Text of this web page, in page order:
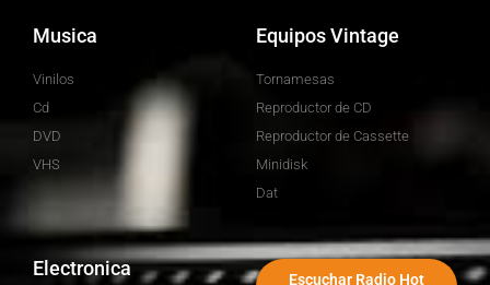
Musica
Vinilos
Cd
DVD
VHS
Equipos Vintage
Tornamesas
Reproductor de CD
Reproductor de Cassette
Minidisk
Dat
Electronica Escuchar Radio Hot